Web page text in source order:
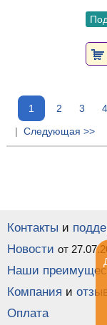
1 2 3
4
| Следующая >>
Контакты и
Новости от
Наши
Компания и
Оплата